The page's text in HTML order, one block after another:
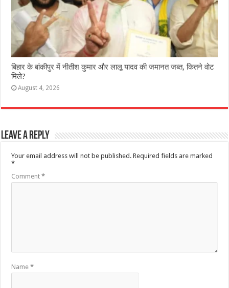
ब‍िहार के बांकीपुर में न‍ीतीश कुमार और लालू यादव की जमानत जब्‍त, कितने वोट
मिले?
August 4, 2026
Leave a Reply
Your email address will not be published. Required fields are marked
*
Comment*
Name*